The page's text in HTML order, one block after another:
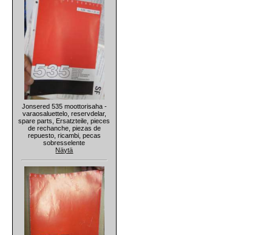
Jonsered 535 moottorisaha -
varaosaluettelo, reservdelar,
spare parts, Ersatzteile, pieces
de rechanche, piezas de
repuesto, ricambi, pecas
sobresselente
Näytä